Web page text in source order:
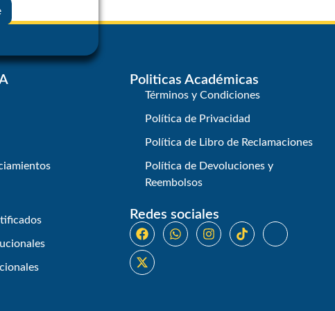
Politicas Académicas
Términos y Condiciones
Política de Privacidad
Política de Libro de Reclamaciones
Política de Devoluciones y
Reembolsos
Redes sociales